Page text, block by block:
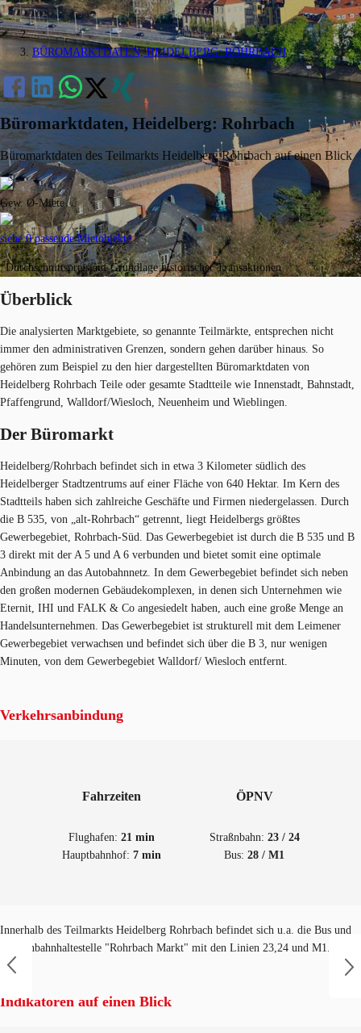
BÜROMARKTDATEN, HEIDELBERG: ROHRBACH
Büromarktdaten, Heidelberg: Rohrbach
Büromarktdaten des Teilmarkts Heidelberg Rohrbach auf einen Blick
Gew. Ø-Miete
siehe 0 passende Mietobjekte
*Durchschnittspreis auf Grundlage historischer Transaktionen
Überblick
Die analysierten Marktgebiete, so genannte Teilmärkte, entsprechen nicht
immer den administrativen Grenzen, sondern gehen darüber hinaus. So
gehören zum Beispiel zu den hier dargestellten Büromarktdaten von
Heidelberg Rohrbach Teile oder gesamte Stadtteile wie Innenstadt, Bahnstadt,
Pfaffengrund, Walldorf/Wiesloch, Neuenheim und Wieblingen.
Der Büromarkt
Heidelberg/Rohrbach befindet sich in etwa 3 Kilometer südlich des
Heidelberger Stadtzentrums auf einer Fläche von 640 Hektar. Im Kern des
Stadtteils haben sich zahlreiche Geschäfte und Firmen niedergelassen. Durch
die B 535, von „alt-Rohrbach“ getrennt, liegt Heidelbergs größtes
Gewerbegebiet, Rohrbach-Süd. Das Gewerbegebiet ist durch die B 535 und B
3 direkt mit der A 5 und A 6 verbunden und bietet somit eine optimale
Anbindung an das Autobahnnetz. In dem Gewerbegebiet befindet sich neben
den großen modernen Gebäudekomplexen, in denen sich Unternehmen wie
Eternit, IHI und FALK & Co angesiedelt haben, auch eine große Menge an
Handelsunternehmen. Das Gewerbegebiet ist strukturell mit dem Leimener
Gewerbegebiet verwachsen und befindet sich über die B 3, nur wenigen
Minuten, von dem Gewerbegebiet Walldorf/ Wiesloch entfernt.
Verkehrsanbindung
Fahrzeiten
Flughafen: 21 min
Hauptbahnhof: 7 min
ÖPNV
Straßnbahn: 23 / 24
Bus: 28 / M1
Innerhalb des Teilmarkts Heidelberg Rohrbach befindet sich u.a. die Bus und
Straßenbahnhaltestelle "Rohrbach Markt" mit den Linien 23,24 und M1.
Indikatoren auf einen Blick